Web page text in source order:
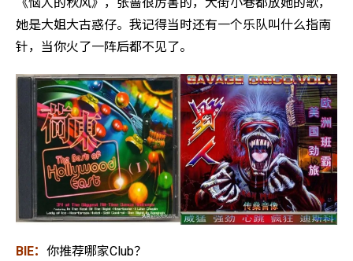
她是大姐大古惑仔。我记得当时还有一个乐队叫什么指南
针，当你火了一阵后都不见了。
BIE： 你推荐哪家Club？